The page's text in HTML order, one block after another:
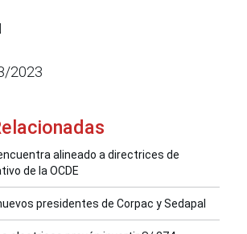
2023
alineado a directrices de
de la OCDE
presidentes de Corpac y Sedapal